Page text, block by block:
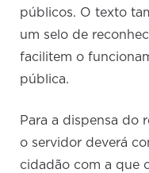
públicos. O texto
um selo de
facilitem o
pública.
Para a dispensa do
o servidor deverá
cidadão com a que